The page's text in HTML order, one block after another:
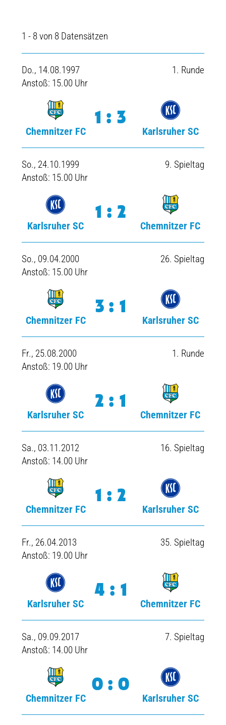
1 - 8 von 8 Datensätzen
Do., 14.08.1997
Anstoß: 15.00 Uhr
1. Runde
Chemnitzer FC
1:3
Karlsruher SC
So., 24.10.1999
Anstoß: 15.00 Uhr
9. Spieltag
Karlsruher SC
1:2
Chemnitzer FC
So., 09.04.2000
Anstoß: 15.00 Uhr
26. Spieltag
Chemnitzer FC
3:1
Karlsruher SC
Fr., 25.08.2000
Anstoß: 19.00 Uhr
1. Runde
Karlsruher SC
2:1
Chemnitzer FC
Sa., 03.11.2012
Anstoß: 14.00 Uhr
16. Spieltag
Chemnitzer FC
1:2
Karlsruher SC
Fr., 26.04.2013
Anstoß: 19.00 Uhr
35. Spieltag
Karlsruher SC
4:1
Chemnitzer FC
Sa., 09.09.2017
Anstoß: 14.00 Uhr
7. Spieltag
Chemnitzer FC
0:0
Karlsruher SC